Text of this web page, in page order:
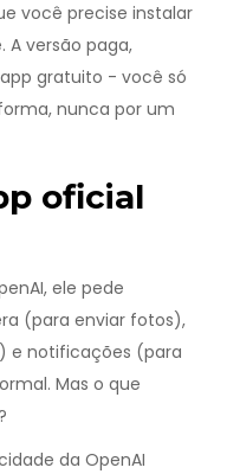
você precise instalar
A versão paga,
gratuito - você só
nunca por um
oficial
ele pede
(para enviar fotos),
e notificações (para
Mas o que
da OpenAI